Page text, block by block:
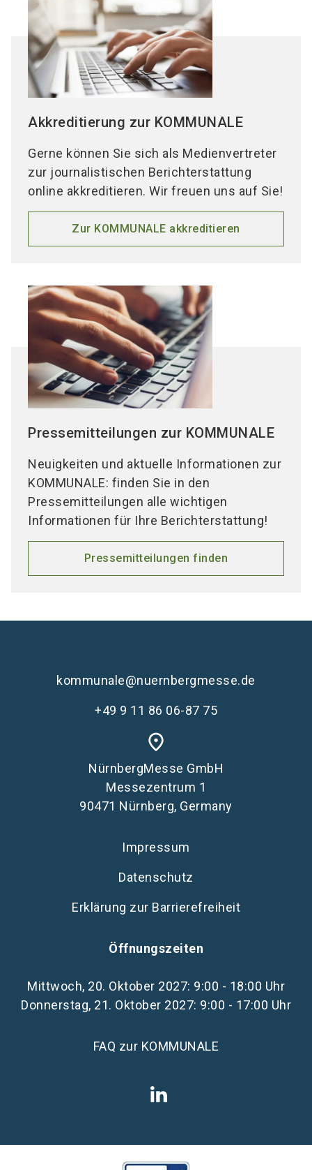
Akkreditierung zur KOMMUNALE
Gerne können Sie sich als Medienvertreter
zur journalistischen Berichterstattung
online akkreditieren. Wir freuen uns auf Sie!
Zur KOMMUNALE akkreditieren
Pressemitteilungen zur KOMMUNALE
Neuigkeiten und aktuelle Informationen zur
KOMMUNALE: finden Sie in den
Pressemitteilungen alle wichtigen
Informationen für Ihre Berichterstattung!
Pressemitteilungen finden
kommunale@nuernbergmesse.de
+49 9 11 86 06-87 75
place
NürnbergMesse GmbH
Messezentrum 1
90471 Nürnberg, Germany
Impressum
Datenschutz
Erklärung zur Barrierefreiheit
Öffnungszeiten
Mittwoch, 20. Oktober 2027: 9:00 - 18:00 Uhr
Donnerstag, 21. Oktober 2027: 9:00 - 17:00 Uhr
FAQ zur KOMMUNALE